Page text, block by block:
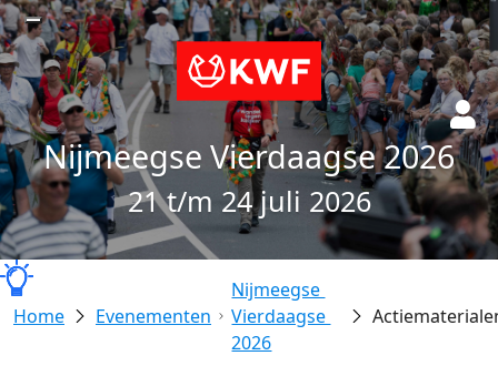
Nijmeegse Vierdaagse 2026
21 t/m 24 juli 2026
Evenementen
Nijmeegse
Vierdaagse
2026